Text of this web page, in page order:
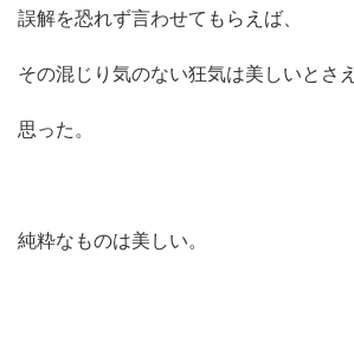
誤解を恐れず言わせてもらえば、
その混じり気のない狂気は美しいとさえ
思った。
純粋なものは美しい。